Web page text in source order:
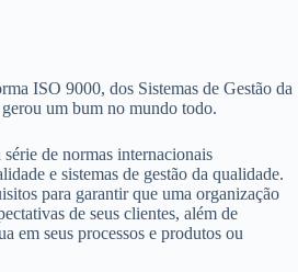
ISO 9000, dos Sistemas de Gestão da
um bum no mundo todo.
de normas internacionais
e sistemas de gestão da qualidade.
para garantir que uma organização
de seus clientes, além de
em seus processos e produtos ou